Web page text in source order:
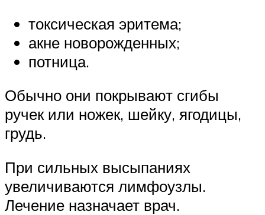
токсическая эритема;
акне новорожденных;
потница.
Обычно они покрывают сгибы
ручек или ножек, шейку, ягодицы,
грудь.
При сильных высыпаниях
увеличиваются лимфоузлы.
Лечение назначает врач.